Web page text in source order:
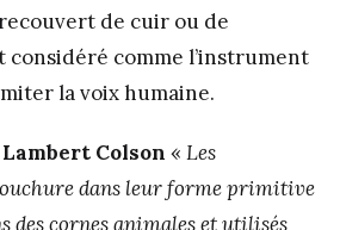
de cuir ou de
considéré comme l’instrument
la voix humaine.
Lambert Colson « Les
dans leur forme primitive
des cornes animales et utilisés